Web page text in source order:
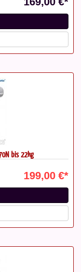
bis 22kg
199,00 €*